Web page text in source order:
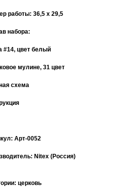
работы: 36,5 х 29,5
набора:
#14, цвет белый
мулине, 31 цвет
cхема
Арт-0052
Nitex (Россия)
церковь